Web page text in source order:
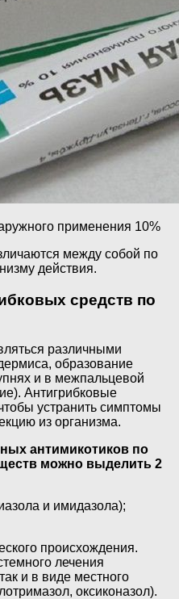
применения 10%
между собой по
действия.
средств по
различными
образование
и в межпальцевой
Антигрибковые
устранить симптомы
из организма.
антимикотиков по
можно выделить 2
и имидазола);
происхождения.
лечения
и в виде местного
оксиконазол).